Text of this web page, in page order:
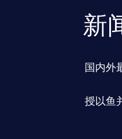
国内外
授以鱼
新